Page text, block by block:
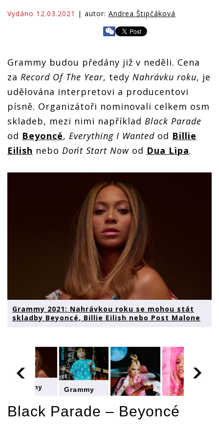
Vydáno 12.03.2021 | autor: Andrea Štipčáková
Grammy budou předány již v neděli. Cena
za Record Of The Year, tedy Nahrávku roku, je
udělována interpretovi a producentovi
písně. Organizátoři nominovali celkem osm
skladeb, mezi nimi například Black Parade
od Beyoncé, Everything I Wanted od Billie
Eilish nebo Don´t Start Now od Dua Lipa.
Grammy 2021: Nahrávkou roku se mohou stát
skladby Beyoncé, Billie Eilish nebo Post Malone
Grammy
Nahrávkou
roku se
Grammy
Nahrávkou
roku se
Grammy
2021:
Grammy
2021:
Black Parade – Beyoncé